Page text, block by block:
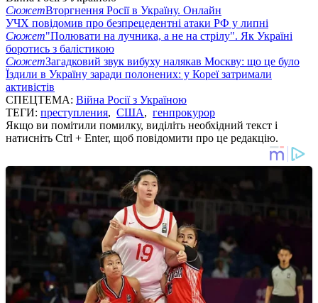
СюжетВторгнення Росії в Україну. Онлайн
УЧХ повідомив про безпрецедентні атаки РФ у липні
Сюжет"Полювати на лучника, а не на стрілу". Як Україні
боротись з балістикою
СюжетЗагадковий звук вибуху налякав Москву: що це було
Їздили в Україну заради полонених: у Кореї затримали
активістів
СПЕЦТЕМА: Війна Росії з Україною
ТЕГИ: преступления, США, генпрокурор
Якщо ви помітили помилку, виділіть необхідний текст і
натисніть Ctrl + Enter, щоб повідомити про це редакцію.